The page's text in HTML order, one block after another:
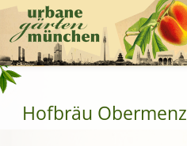
Hofbräu